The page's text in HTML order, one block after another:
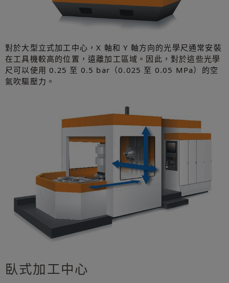
對於大型立式加工中心，X 軸和 Y 軸方向的光學尺通常安裝
在工具機較高的位置，遠離加工區域。因此，對於這些光學
尺可以使用 0.25 至 0.5 bar（0.025 至 0.05 MPa）的空
氣吹驅壓力。
臥式加工中心